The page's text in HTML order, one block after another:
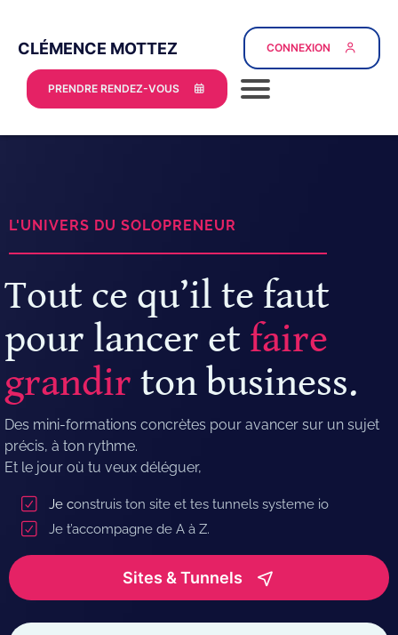
CLÉMENCE MOTTEZ
PRENDRE RENDEZ-VOUS
CONNEXION
L'UNIVERS DU SOLOPRENEUR
Tout ce qu’il te faut
pour lancer et faire
grandir ton business.
Des mini-formations concrètes pour avancer sur un sujet
précis, à ton rythme.
Et le jour où tu veux déléguer,
Je construis ton site et tes tunnels systeme io
Je t’accompagne de A à Z.
Sites & Tunnels